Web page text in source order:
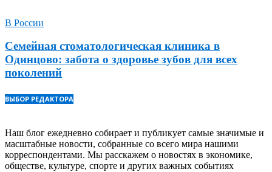
В России
Семейная стоматологическая клиника в
Одинцово: забота о здоровье зубов для всех
поколений
ВЫБОР РЕДАКТОРА
Наш блог ежедневно собирает и публикует самые значимые и
масштабные новости, собранные со всего мира нашими
корреспондентами. Мы расскажем о новостях в экономике,
обществе, культуре, спорте и других важных событиях